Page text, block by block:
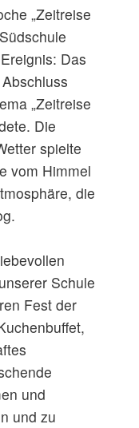
„Zeitreise
Das
„Zeitreise
Die
spielte
vom Himmel
die
Schule
Fest der
und
und zu